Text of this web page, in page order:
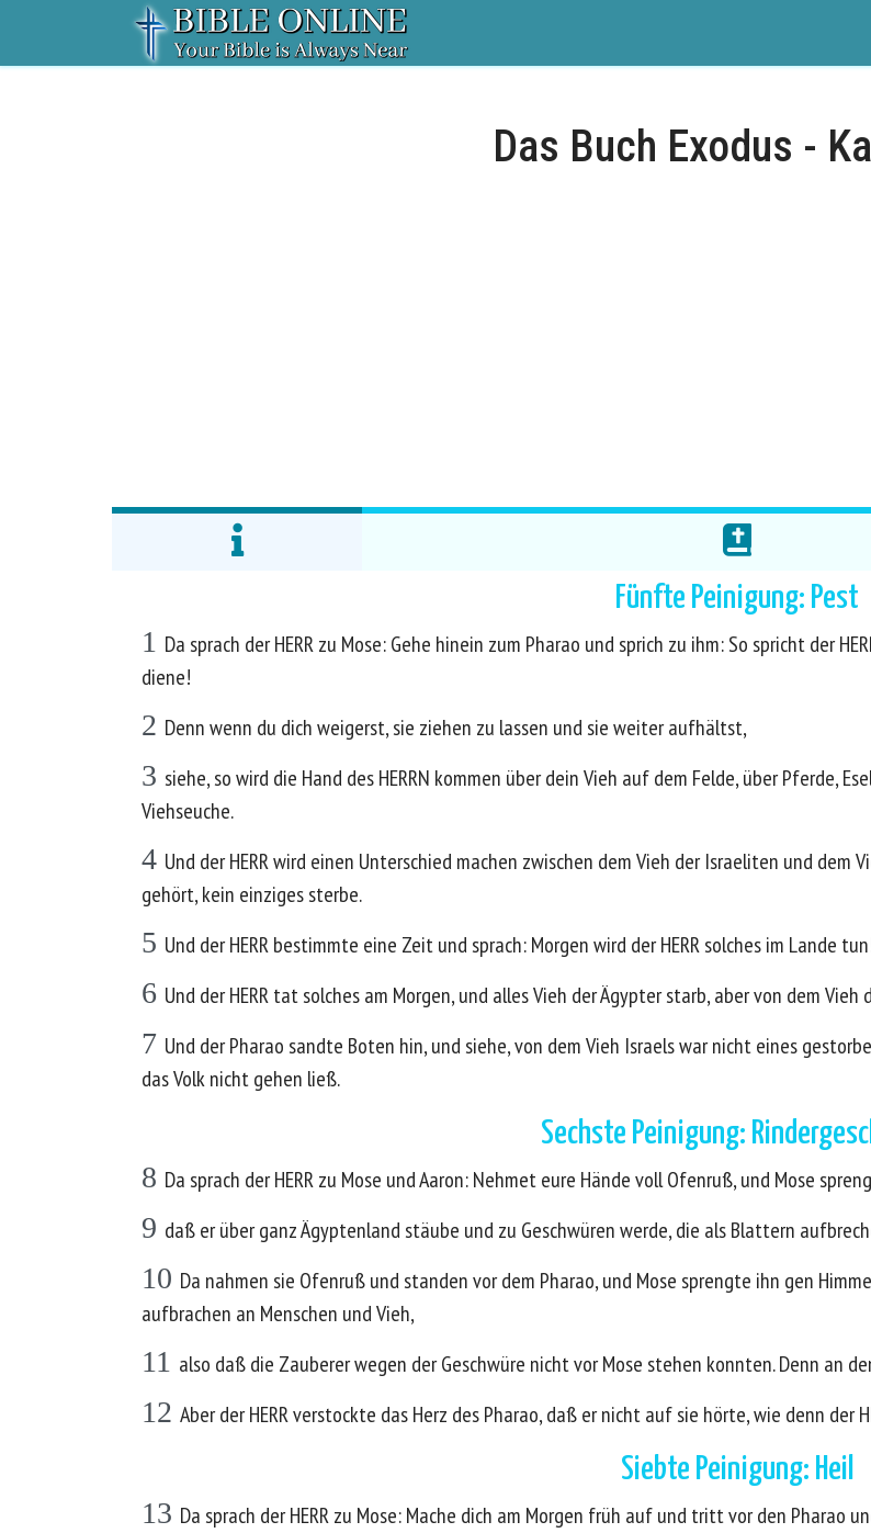
Das Buch Exodus -
Fünfte Peinigung: Pest
1 Da sprach der HERR zu Mose: Gehe hinein zum Pharao und sprich zu ihm: So spricht der
diene!
2 Denn wenn du dich weigerst, sie ziehen zu lassen und sie weiter aufhältst,
3 siehe, so wird die Hand des HERRN kommen über dein Vieh auf dem Felde, über Pferde,
Viehseuche.
4 Und der HERR wird einen Unterschied machen zwischen dem Vieh der Israeliten und dem
gehört, kein einziges sterbe.
5 Und der HERR bestimmte eine Zeit und sprach: Morgen wird der HERR solches im Lande
6 Und der HERR tat solches am Morgen, und alles Vieh der Ägypter starb, aber von dem
7 Und der Pharao sandte Boten hin, und siehe, von dem Vieh Israels war nicht eines
das Volk nicht gehen ließ.
Sechste Peinigung:
8 Da sprach der HERR zu Mose und Aaron: Nehmet eure Hände voll Ofenruß, und Mose
9 daß er über ganz Ägyptenland stäube und zu Geschwüren werde, die als Blattern
10 Da nahmen sie Ofenruß und standen vor dem Pharao, und Mose sprengte ihn gen
aufbrachen an Menschen und Vieh,
11 also daß die Zauberer wegen der Geschwüre nicht vor Mose stehen konnten. Denn an
12 Aber der HERR verstockte das Herz des Pharao, daß er nicht auf sie hörte, wie denn der
Siebte Peinigung: Heil
13 Da sprach der HERR zu Mose: Mache dich am Morgen früh auf und tritt vor den Pharao